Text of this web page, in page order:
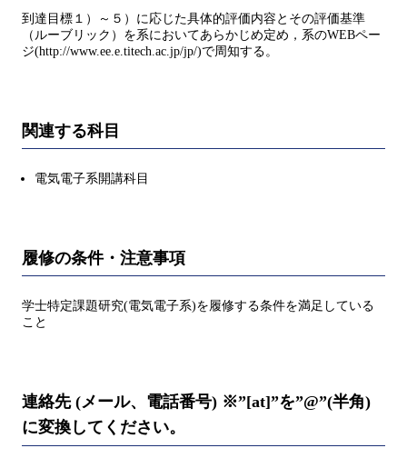
到達目標１）～５）に応じた具体的評価内容とその評価基準
（ルーブリック）を系においてあらかじめ定め，系のWEBペー
ジ(http://www.ee.e.titech.ac.jp/jp/)で周知する。
関連する科目
電気電子系開講科目
履修の条件・注意事項
学士特定課題研究(電気電子系)を履修する条件を満足している
こと
連絡先 (メール、電話番号) ※”[at]”を”@”(半角)
に変換してください。